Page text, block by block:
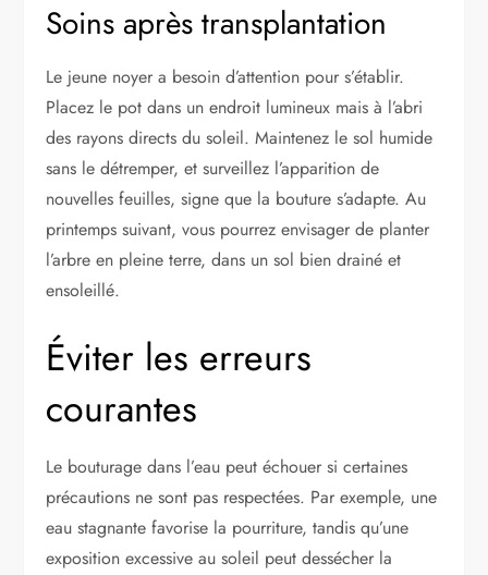
Soins après transplantation
Le jeune noyer a besoin d’attention pour s’établir.
Placez le pot dans un endroit lumineux mais à l’abri
des rayons directs du soleil. Maintenez le sol humide
sans le détremper, et surveillez l’apparition de
nouvelles feuilles, signe que la bouture s’adapte. Au
printemps suivant, vous pourrez envisager de planter
l’arbre en pleine terre, dans un sol bien drainé et
ensoleillé.
Éviter les erreurs
courantes
Le bouturage dans l’eau peut échouer si certaines
précautions ne sont pas respectées. Par exemple, une
eau stagnante favorise la pourriture, tandis qu’une
exposition excessive au soleil peut dessécher la